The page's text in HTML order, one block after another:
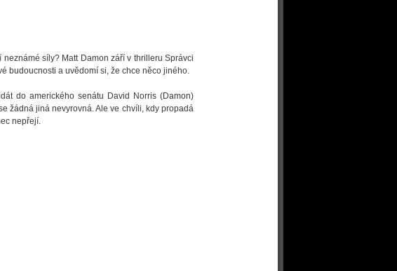
síly? Matt Damon září v thrilleru Správci
budoucnosti a uvědomí si, že chce něco jiného.
do amerického senátu David Norris (Damon)
žádná jiná nevyrovná. Ale ve chvíli, kdy propadá
nepřejí.